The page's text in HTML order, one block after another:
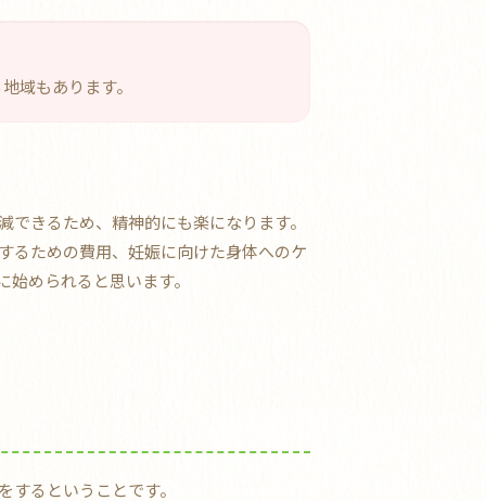
域もあります。
きるため、精神的にも楽になります。
るための費用、妊娠に向けた身体へのケ
められると思います。
るということです。